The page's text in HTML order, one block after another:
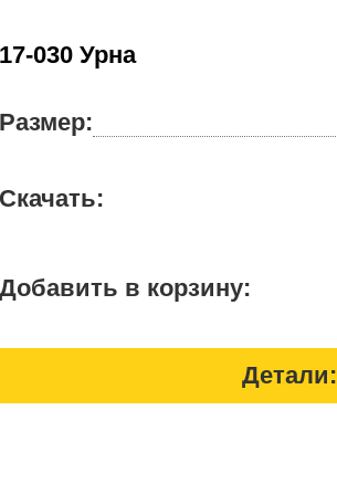
17-030 Урна
Размер:
Скачать:
Добавить в корзину:
Детали: